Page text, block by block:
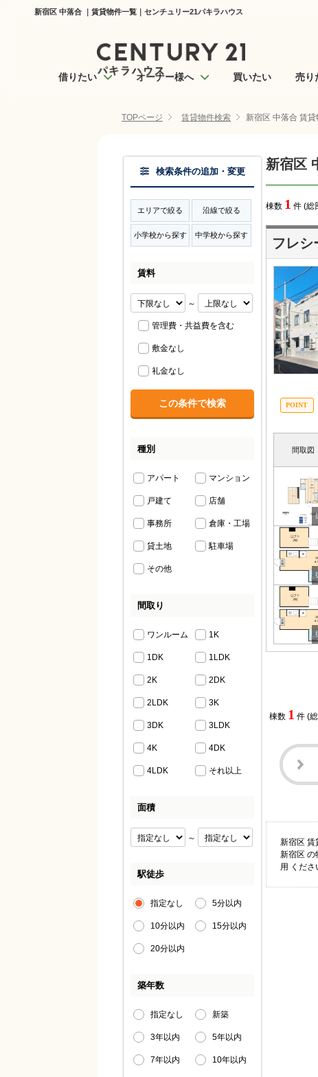
新宿区 中落合 ｜賃貸物件一覧｜センチュリー21パキラハウス
借りたい オーナー様へ 買いたい 売り
TOPページ 賃貸物件検索 新宿区 中落合 賃
新宿区
棟数 1 件 (総
フレシ
間取図
棟数 1 件 (
新宿区 賃
新宿区 の
用 くださ
検索条件の追加・変更
エリアで絞る 沿線で絞る
小学校から探す 中学校から探す
賃料
～
管理費・共益費を含む
敷金なし
礼金なし
種別
アパート マンション
戸建て 店舗
事務所 倉庫・工場
貸土地 駐車場
その他
間取り
ワンルーム 1K
1DK 1LDK
2K 2DK
2LDK 3K
3DK 3LDK
4K 4DK
4LDK それ以上
面積
～
駅徒歩
指定なし 5分以内
10分以内 15分以内
20分以内
築年数
指定なし 新築
3年以内 5年以内
7年以内 10年以内